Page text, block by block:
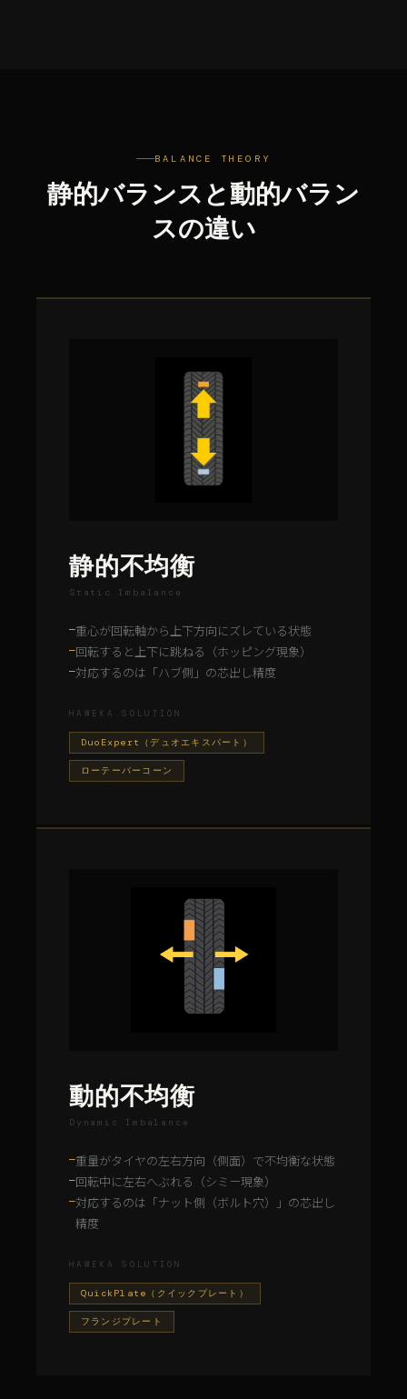
BALANCE THEORY
静的バランスと動的バラン
スの違い
静的不均衡
Static Imbalance
—重心が回転軸から上下方向にズレている状態
—回転すると上下に跳ねる（ホッピング現象）
—対応するのは「ハブ側」の芯出し精度
HAWEKA SOLUTION
DuoExpert（デュオエキスパート）
ローテーパーコーン
動的不均衡
Dynamic Imbalance
—重量がタイヤの左右方向（側面）で不均衡な状態
—回転中に左右へぶれる（シミー現象）
—対応するのは「ナット側（ボルト穴）」の芯出し
精度
HAWEKA SOLUTION
QuickPlate（クイックプレート）
フランジプレート